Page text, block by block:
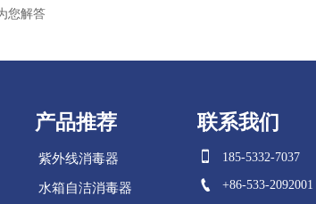
您解答
产品推荐
紫外线消毒器
水箱自洁消毒器
联系我们
 185-5332-7037
 +86-533-2092001